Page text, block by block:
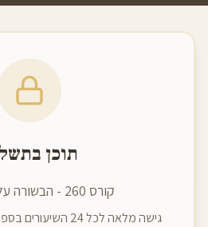
תוכן
קורס 260 - הבשורה על פי לוקאס
גישה מלאה לכל 24 השיעורים בספר הבשורה ע"פ לוקאס.